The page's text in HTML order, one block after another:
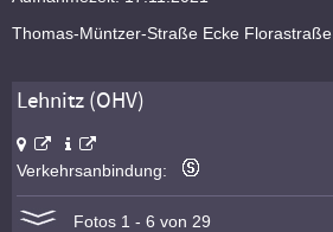
Thomas-Müntzer-Straße Ecke Florastraße
Lehnitz (OHV)
Verkehrsanbindung:
Fotos 1 - 6 von 29